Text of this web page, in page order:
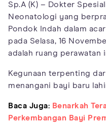
Sp.A (K) – Dokter
Neonatologi yang
Pondok Indah dalam
pada Selasa, 16
adalah ruang perawatan
Kegunaan terpenting
menangani bayi baru
Baca Juga: Benarkah
Perkembangan Bayi